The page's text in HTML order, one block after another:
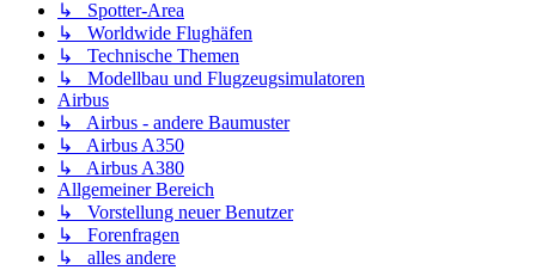
↳ Spotter-Area
↳ Worldwide Flughäfen
↳ Technische Themen
↳ Modellbau und Flugzeugsimulatoren
Airbus
↳ Airbus - andere Baumuster
↳ Airbus A350
↳ Airbus A380
Allgemeiner Bereich
↳ Vorstellung neuer Benutzer
↳ Forenfragen
↳ alles andere